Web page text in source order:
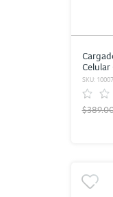
Celular
/ Negro
1 USB
SKU: